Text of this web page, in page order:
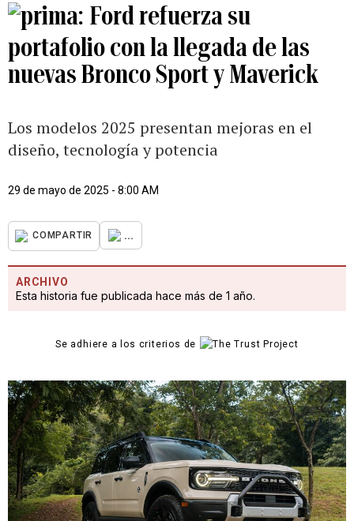
Ford refuerza su
portafolio con la llegada de las
nuevas Bronco Sport y Maverick
Los modelos 2025 presentan mejoras en el
diseño, tecnología y potencia
29 de mayo de 2025 - 8:00 AM
COMPARTIR ...
ARCHIVO
Esta historia fue publicada hace más de 1 año.
Se adhiere a los criterios de